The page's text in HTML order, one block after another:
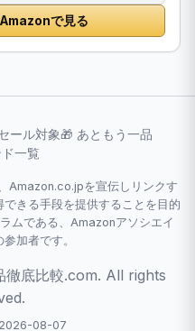
Amazonで見る
ール対象🎁 あともう一品
一覧
Amazon.co.jpを宣伝しリンクす
きる手段を提供することを目的
ムである、Amazonアソシエイ
加者です。
底比較.com. All rights
08-07